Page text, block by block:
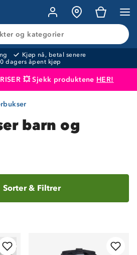
og kategorier
Kjøp nå, betal senere
dagers åpent kjøp
💥 Sjekk produktene HER!
lagt i handlekurven
barn og
Sorter& Filtrer